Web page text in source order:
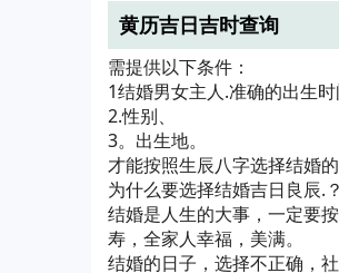
黄历吉日吉时查询
需提供以下条件：
1结婚男女主人.准确的出生
2.性别、
3。出生地。
才能按照生辰八字选择结婚
为什么要选择结婚吉日良辰.？
结婚是人生的大事，一定要
寿，全家人幸福，美满。
结婚的日子，选择不正确，